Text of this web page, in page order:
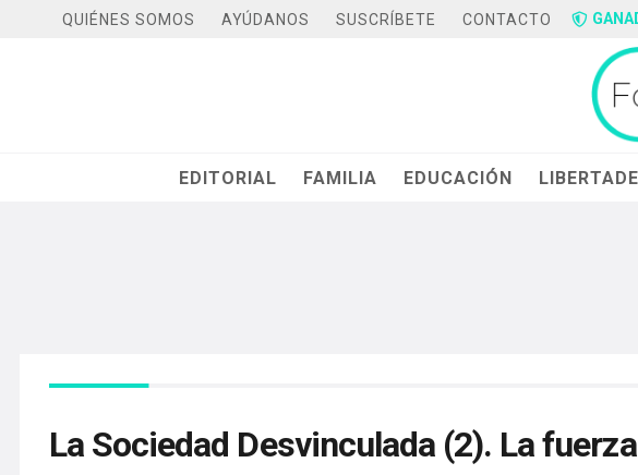
QUIÉNES SOMOS AYÚDANOS SUSCRÍBETE CONTACTO
EDITORIAL FAMILIA EDUCACIÓN
La Sociedad Desvinculada (2). La